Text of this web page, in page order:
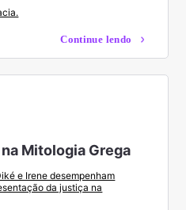
Continue lendo
Mitologia Grega
e Irene desempenham
da justiça na